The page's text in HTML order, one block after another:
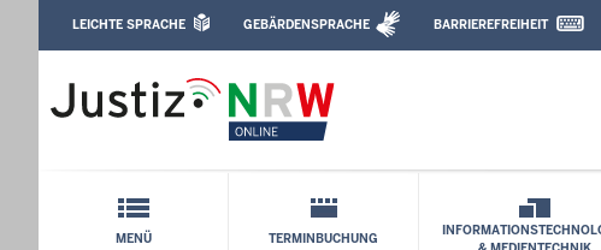
Landgericht Köln: Sitzungstermine
Leichte Sprache, Gebärdensprachenvideo und
LEICHTE SPRACHE GEBÄRDENSPRACHE BARRIEREFREIHEIT
Schnellnavigation mit Volltext-Suche
MENÜ TERMINBUCHUNG